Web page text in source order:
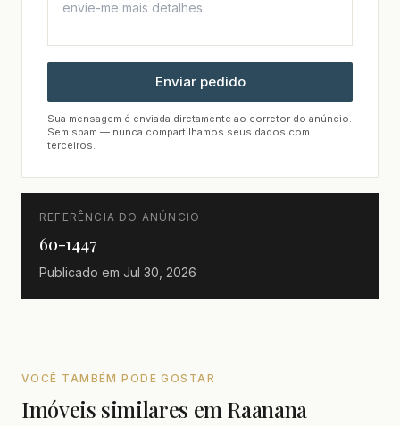
Enviar pedido
Sua mensagem é enviada diretamente ao corretor do anúncio.
Sem spam — nunca compartilhamos seus dados com
terceiros.
REFERÊNCIA DO ANÚNCIO
60-1447
Publicado em Jul 30, 2026
VOCÊ TAMBÉM PODE GOSTAR
Imóveis similares em Raanana